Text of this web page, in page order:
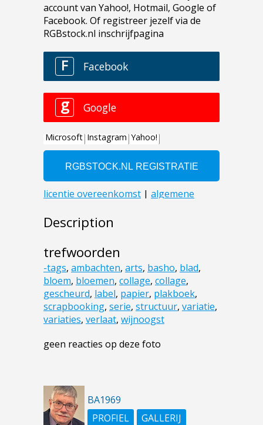
Description
trefwoorden
-tags, ambachten, arts, basho, blad,
bloem, bloemen, collage, collage,
gescheurd, label, papier, plakboek,
scrapbooking, serie, structuur, variatie,
variaties, verlaat, wijnoogst
geen reacties op deze foto
BA1969
PROFIEL
GALLERIJ